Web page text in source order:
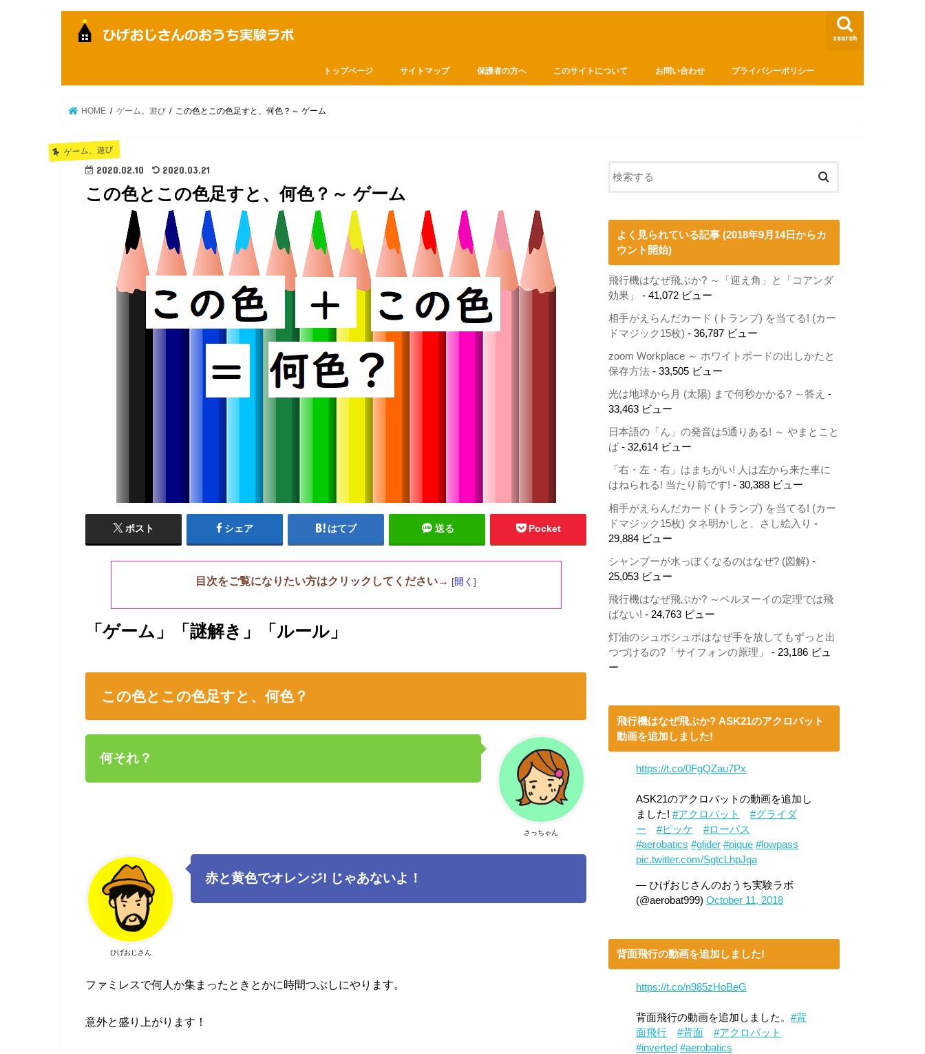
search
トップページ サイトマップ 保護者の方へ このサイトについて お問い合わせ プライバシーポリシー
HOME ゲーム。遊び この色とこの色足すと、何色？～ ゲーム
ゲーム。遊び
2020.02.10 2020.03.21
この色とこの色足すと、何色？～ ゲーム
ポスト シェア はてブ 送る Pocket
目次をご覧になりたい方はクリックしてください→ [開く ]
「ゲーム」「謎解き」「ルール」
この色とこの色足すと、何色？
さっちゃん
何それ？
ひげおじさん
赤と黄色でオレンジ! じゃあないよ！
ファミレスで何人か集まったときとかに時間つぶしにやります。
意外と盛り上がります！
よく見られている記事 (2018年9月14日からカ
ウント開始)
飛行機はなぜ飛ぶか? ～「迎え角」と「コアンダ
効果」
- 41,072 ビュー
相手がえらんだカード (トランプ) を当てる! (カー
ドマジック15枚) - 36,787 ビュー
zoom Workplace ～ ホワイトボードの出しかたと
保存方法 - 33,505 ビュー
光は地球から月 (太陽) まで何秒かかる? ～答え -
33,463 ビュー
日本語の「ん」の発音は5通りある! ～ やまとこと
ば - 32,614 ビュー
「右・左・右」はまちがい! 人は左から来た車に
はねられる! 当たり前です! - 30,388 ビュー
相手がえらんだカード (トランプ) を当てる! (カー
ドマジック15枚) タネ明かしと、さし絵入り -
29,884 ビュー
シャンプーが水っぽくなるのはなぜ? (図解) -
25,053 ビュー
飛行機はなぜ飛ぶか? ～ベルヌーイの定理では飛
ばない! - 24,763 ビュー
灯油のシュポシュポはなぜ手を放してもずっと出
つづけるの?「サイフォンの原理」
- 23,186 ビュ
ー
飛行機はなぜ飛ぶか? ASK21のアクロバット
動画を追加しました!
https://t.co/0FgQZau7Px
ASK21のアクロバットの動画を追加し
ました! #アクロバット
#グライダ
ー
#ピッケ
#ローパス
#aerobatics #glider #pique #lowpass
pic.twitter.com/SgtcLhpJqa
— ひげおじさんのおうち実験ラボ
(@aerobat999) October 11, 2018
背面飛行の動画を追加しました!
https://t.co/n985zHoBeG
背面飛行の動画を追加しました。 #背
面飛行
#背面
#アクロバット
#inverted #aerobatics